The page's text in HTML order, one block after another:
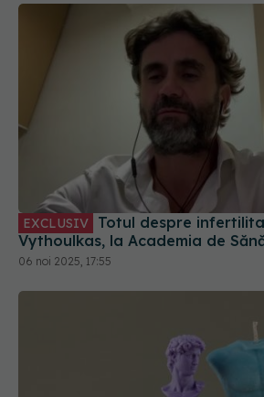
EXCLUSIV
Vythoulkas, la Academia de
06 noi 2025, 17:55